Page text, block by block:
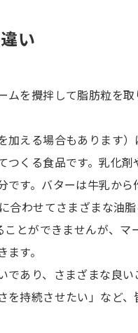
い
ムを攪拌して脂肪粒を
加える場合もあります
くる食品です。乳化
す。バターは牛乳か
わせてさまざまな油脂
とができませんが、
す。
であり、さまざまな良
持続させたい」など